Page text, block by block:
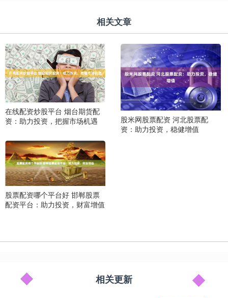
相关文章
在线配资炒股平台 烟台期货配
资：助力投资，把握市场机遇
股米网股票配资 河北股票配
资：助力投资，稳健增值
股票配资哪个平台好 邯郸股票
配资平台：助力投资，财富增值
相关更新